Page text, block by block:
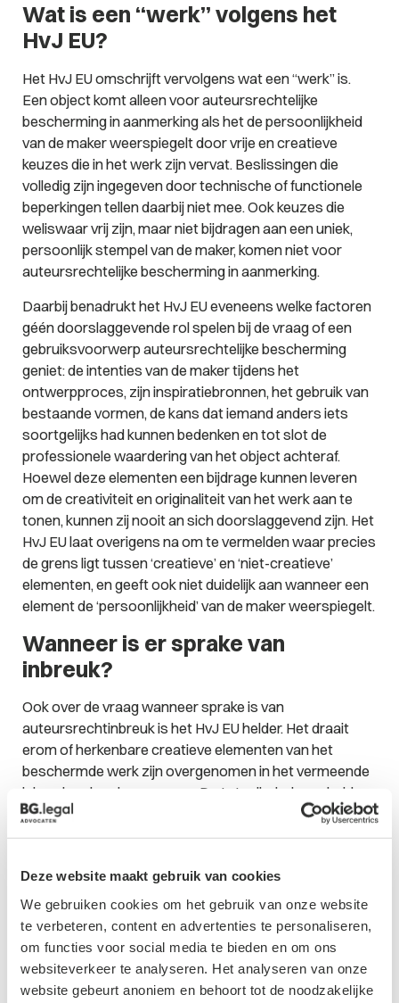
Deze website maakt gebruik van cookies
We gebruiken cookies om het gebruik van onze website
te verbeteren, content en advertenties te personaliseren,
om functies voor social media te bieden en om ons
websiteverkeer te analyseren. Het analyseren van onze
website gebeurt anoniem en behoort tot de noodzakelijke
Wat is een “werk” volgens het
HvJ EU?
Het HvJ EU omschrijft vervolgens wat een “werk” is.
Een object komt alleen voor auteursrechtelijke
bescherming in aanmerking als het de persoonlijkheid
van de maker weerspiegelt door vrije en creatieve
keuzes die in het werk zijn vervat. Beslissingen die
volledig zijn ingegeven door technische of functionele
beperkingen tellen daarbij niet mee. Ook keuzes die
weliswaar vrij zijn, maar niet bijdragen aan een uniek,
persoonlijk stempel van de maker, komen niet voor
auteursrechtelijke bescherming in aanmerking.
Daarbij benadrukt het HvJ EU eveneens welke factoren
géén doorslaggevende rol spelen bij de vraag of een
gebruiksvoorwerp auteursrechtelijke bescherming
geniet: de intenties van de maker tijdens het
ontwerpproces, zijn inspiratiebronnen, het gebruik van
bestaande vormen, de kans dat iemand anders iets
soortgelijks had kunnen bedenken en tot slot de
professionele waardering van het object achteraf.
Hoewel deze elementen een bijdrage kunnen leveren
om de creativiteit en originaliteit van het werk aan te
tonen, kunnen zij nooit an sich doorslaggevend zijn. Het
HvJ EU laat overigens na om te vermelden waar precies
de grens ligt tussen ‘creatieve’ en ‘niet-creatieve’
elementen, en geeft ook niet duidelijk aan wanneer een
element de ‘persoonlijkheid’ van de maker weerspiegelt.
Wanneer is er sprake van
inbreuk?
Ook over de vraag wanneer sprake is van
auteursrechtinbreuk is het HvJ EU helder. Het draait
erom of herkenbare creatieve elementen van het
beschermde werk zijn overgenomen in het vermeende
inbreukmakende voorwerp. De totaalindruk van beide
objecten, de mate van originaliteit van het
oorspronkelijke werk en de mogelijkheid dat een
ontstaan, spelen daarbij geen rol. Het verweer dat een
vergelijkbaar ontwerp ook onafhankelijk tot stand had
kunnen komen, doet niet af aan de auteursrechtelijke
bescherming van het originele werk.
Conclusie